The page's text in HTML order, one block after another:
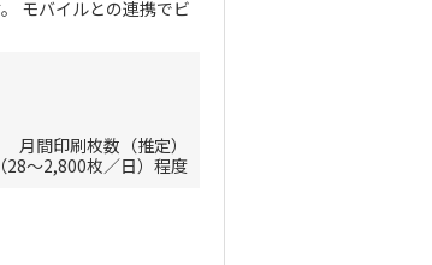
モバイルとの連携でビ
月間印刷枚数（推定）
～2,800枚／日）程度